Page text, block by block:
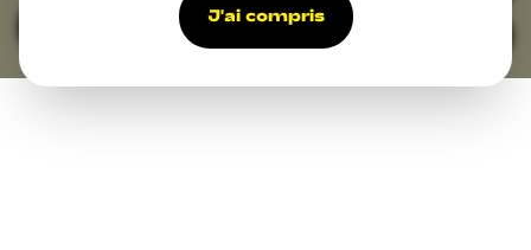
J'ai compris